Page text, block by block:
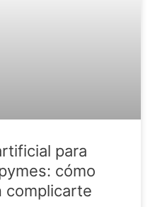
para
cómo
complicarte